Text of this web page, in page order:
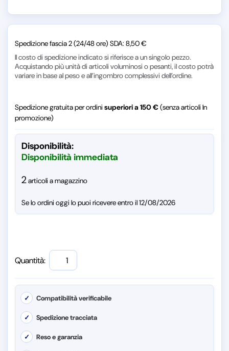
Spedizione fascia 2 (24/48 ore) SDA: 8,50 €
Il costo di spedizione indicato si riferisce a un singolo pezzo.
Acquistando più unità di articoli voluminosi o pesanti, il costo potrà
variare in base al peso e all’ingombro complessivi dell’ordine.
Spedizione gratuita per ordinisuperiori a 150 €(senza articoli In
promozione)
Disponibilità:
Disponibilità immediata
2articoli a magazzino
Se lo ordini oggi lo puoi ricevere entro il 12/08/2026
Quantità:
✓ Compatibilità verificabile
✓ Spedizione tracciata
✓ Reso e garanzia